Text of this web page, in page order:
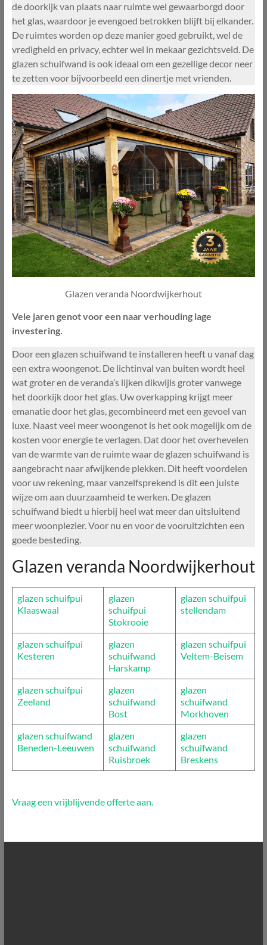
de doorkijk van plaats naar ruimte wel gewaarborgd door
het glas, waardoor je evengoed betrokken blijft bij elkander.
De ruimtes worden op deze manier goed gebruikt, wel de
vredigheid en privacy, echter wel in mekaar gezichtsveld. De
glazen schuifwand is ook ideaal om een gezellige decor neer
te zetten voor bijvoorbeeld een dinertje met vrienden.
Glazen veranda Noordwijkerhout
Vele jaren genot voor een naar verhouding lage
investering.
Door een glazen schuifwand te installeren heeft u vanaf dag
een extra woongenot. De lichtinval van buiten wordt heel
wat groter en de veranda’s lijken dikwijls groter vanwege
het doorkijk door het glas. Uw overkapping krijgt meer
emanatie door het glas, gecombineerd met een gevoel van
luxe. Naast veel meer woongenot is het ook mogelijk om de
kosten voor energie te verlagen. Dat door het overhevelen
van de warmte van de ruimte waar de glazen schuifwand is
aangebracht naar afwijkende plekken. Dit heeft voordelen
voor uw rekening, maar vanzelfsprekend is dit een juiste
wijze om aan duurzaamheid te werken. De glazen
schuifwand biedt u hierbij heel wat meer dan uitsluitend
meer woonplezier. Voor nu en voor de vooruitzichten een
goede besteding.
Glazen veranda Noordwijkerhout
glazen schuifpui
Klaaswaal
glazen
schuifpui
Stokrooie
glazen schuifpui
stellendam
glazen schuifpui
Kesteren
glazen
schuifwand
Harskamp
glazen schuifpui
Veltem-Beisem
glazen schuifpui
Zeeland
glazen
schuifwand
Bost
glazen
schuifwand
Morkhoven
glazen schuifwand
Beneden-Leeuwen
glazen
schuifwand
Ruisbroek
glazen
schuifwand
Breskens
Vraag een vrijblijvende offerte aan.